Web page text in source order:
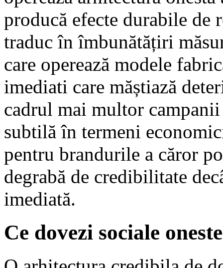
producă efecte durabile de
traduc în îmbunătățiri
care operează modele
imediati care măștiază
cadrul mai multor
subtilă în termeni
pentru brandurile a căror
degrabă de credibilitate
imediată.
Ce dovezi sociale